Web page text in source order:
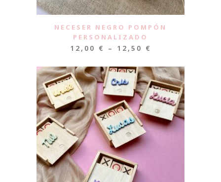
NECESER NEGRO POMPÓN
PERSONALIZADO
12,00 € – 12,50 €